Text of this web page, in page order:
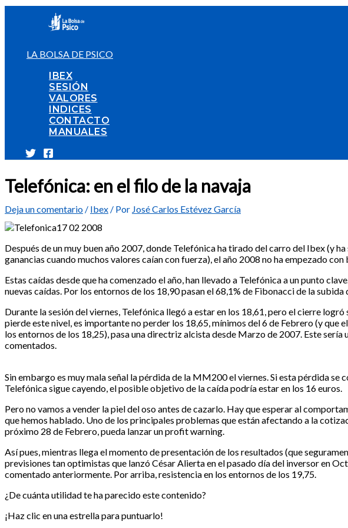
LA BOLSA DE PSICO
IBEX
SESIÓN
VALORES
INDICES
CONTACTO
MANUALES
Telefónica: en el filo de la navaja
Deja un comentario / Ibex / Por José Carlos Estévez García
Después de un muy buen año 2007, donde Telefónica ha tirado del carro del Ibex (y
ganancias cuando muchos valores caían con fuerza), el año 2008 no ha empezado
Estas caídas desde que ha comenzado el año, han llevado a Telefónica a un punto
nuevas caídas. Por los entornos de los 18,90 pasan el 68,1% de Fibonacci de la
Durante la sesión del viernes, Telefónica llegó a estar en los 18,61, pero el cierre
pierde este nivel, es importante no perder los 18,65, mínimos del 6 de Febrero (y
los entornos de los 18,25), pasa una directriz alcista desde Marzo de 2007. Este
comentados.
Sin embargo es muy mala señal la pérdida de la MM200 el viernes. Si esta pérdida
Telefónica sigue cayendo, el posible objetivo de la caída podría estar en los 16 euros.
Pero no vamos a vender la piel del oso antes de cazarlo. Hay que esperar al
que hemos hablado. Uno de los principales problemas que están afectando a la
próximo 28 de Febrero, pueda lanzar un profit warning.
Así pues, mientras llega el momento de presentación de los resultados (que
previsiones tan optimistas que lanzó César Alierta en el pasado día del inversor en
comentado anteriormente. Por arriba, resistencia en los entornos de los 19,75.
¿De cuánta utilidad te ha parecido este contenido?
¡Haz clic en una estrella para puntuarlo!